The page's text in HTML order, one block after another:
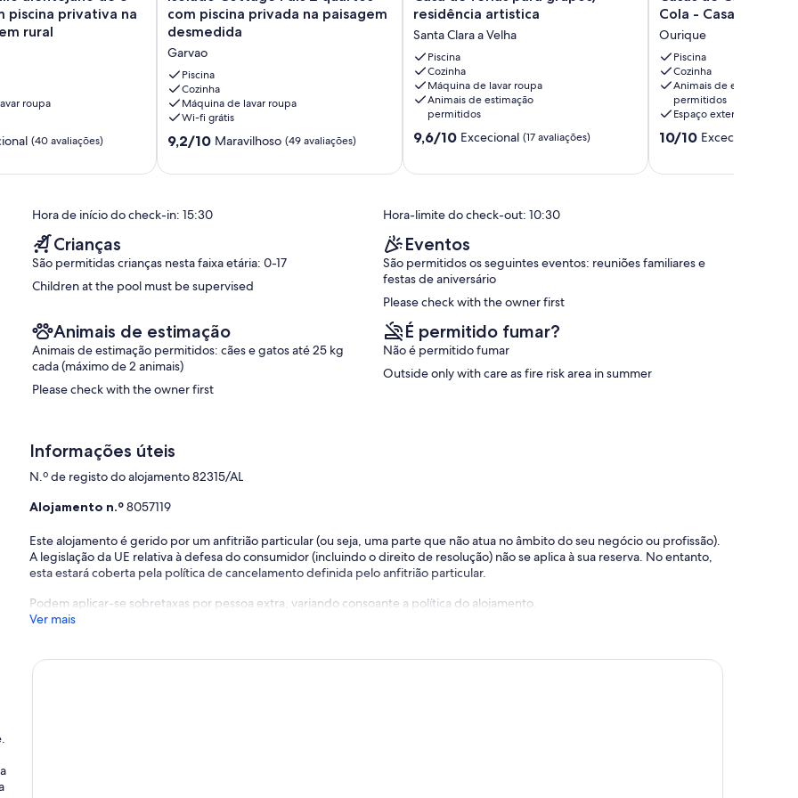
a hoopoe, o gaio, o montagues harrier, o picanço-do-mato,
de pássaros que os visitantes colocaram no tabuleiro da casa.
equipada, mas basta perguntar se você precisar de alguma
É o seu feriado privado - APRECIE-SE !!
piscina privativa na
rural
roupa
(40 avaliações)
Cottage
País
2
quartos
com
piscina
privada
na
paisagem
Garvao
com piscina privada na paisagem
desmedida
Garvao
Piscina
Cozinha
Máquina de lavar roupa
Wi-fi grátis
Pontuação
9.2
máximo
Maravilhoso,
(49
9,2/10 Maravilhoso (49 avaliações)
de
para
grupos/
residência
artistica
Santa
Clara
a
residência artistica
Santa Clara a Velha
Piscina
Cozinha
Máquina de lavar roupa
Animais de estimação
permitidos
Pontuação
máximo
10,
Excecional,
(17
avaliações)
9,6/10 Excecional (17 avaliações)
de
do
Castro
da
Cola
Casa
do
Este
Cola - Casa do
Ourique
Piscina
Cozinha
Animais de estimação
permitidos
Espaço exterior
Pontuação
Excecional,
10/10 Excecional
Hora de início do check-in: 15:30 Hora-limite do check-out: 10:30
Crianças
São permitidas crianças nesta faixa etária: 0-17
Children at the pool must be supervised
Eventos
São permitidos os seguintes eventos: reuniões familiares e
festas de aniversário
Please check with the owner first
Animais de estimação
Animais de estimação permitidos: cães e gatos até 25 kg
cada (máximo de 2 animais)
Please check with the owner first
É permitido fumar?
Não é permitido fumar
Outside only with care as fire risk area in summer
Informações úteis
N.º de registo do alojamento 82315/AL
Alojamento n.º8057119
Este alojamento é gerido por um anfitrião particular (ou seja, uma parte que não atua no âmbito do seu negócio ou profissão).
A legislação da UE relativa à defesa do consumidor (incluindo o direito de resolução) não se aplica à sua reserva. No entanto,
esta estará coberta pela política de cancelamento definida pelo anfitrião particular.
Podem aplicar-se sobretaxas por pessoa extra, variando consoante a política do alojamento.
Ver mais